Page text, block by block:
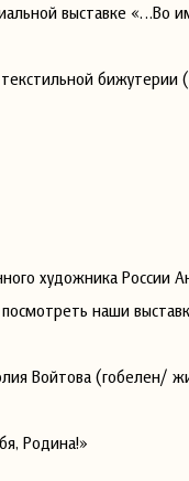
выставке «…Во
бижутерии
художника
наши
Войтова (гобелен/
Родина!»